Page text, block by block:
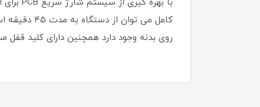
روی بدنه وجود دارد همچنین دارای کلید قفل